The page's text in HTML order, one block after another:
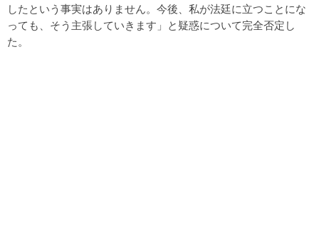
したという事実はありません。今後、私が法廷に立つことにな
っても、そう主張していきます」と疑惑について完全否定し
た。